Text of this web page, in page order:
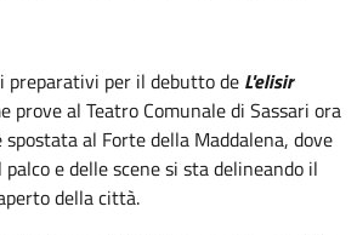
preparativi per il debutto de L'elisir
prove al Teatro Comunale di Sassari ora
al Forte della Maddalena, dove
e delle scene si sta delineando il
della città.